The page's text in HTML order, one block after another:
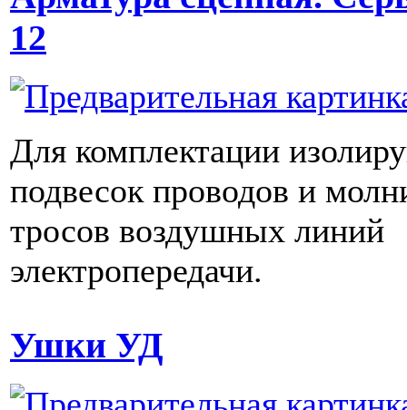
12
Для комплектации
подвесок проводов и
тросов воздушных линий
электропередачи.
Ушки УД